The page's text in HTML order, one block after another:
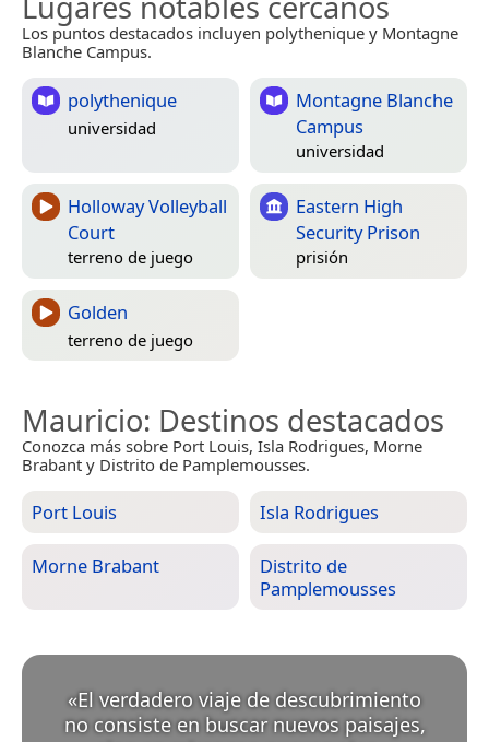
Los puntos destacados incluyen polythenique y Montagne
Blanche Campus.
polythenique
universidad
Montagne Blanche
Campus
universidad
Holloway Volleyball
Court
terreno de juego
Eastern High
Security Prison
prisión
Golden
terreno de juego
Mauricio: Destinos destacados
Conozca más sobre Port Louis, Isla Rodrigues, Morne
Brabant y Distrito de Pamplemousses.
Port Louis Isla Rodrigues
Morne Brabant
Distrito de
Pamplemousses
«El verdadero viaje de descubrimiento
no consiste en buscar nuevos paisajes,